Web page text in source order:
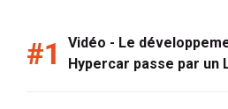
Vidéo - Le
Hypercar passe par un